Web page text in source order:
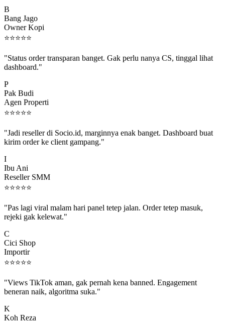
Bang Jago
Owner Kopi
⭐⭐⭐⭐⭐
dashboard."
Pak Budi
Agen Properti
⭐⭐⭐⭐⭐
kirim order ke client gampang."
Ibu Ani
Reseller SMM
⭐⭐⭐⭐⭐
rejeki gak kelewat."
Cici Shop
Importir
⭐⭐⭐⭐⭐
beneran naik, algoritma suka."
Koh Reza
Content Creator